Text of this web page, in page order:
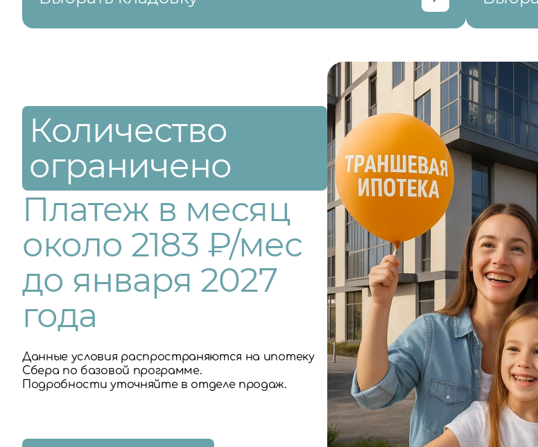
Количество
ограничено
Платеж в месяц
около 2183 ₽/мес
до января 2027
года
Данные условия распространяются на ипотеку
Сбера по базовой программе.
Подробности уточняйте в отделе продаж.